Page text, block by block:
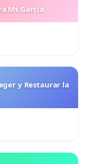
Ms García
y Restaurar la